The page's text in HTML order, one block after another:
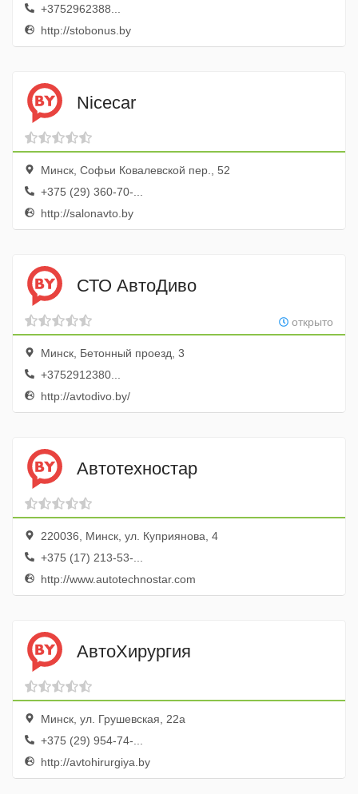
+3752962388...
http://stobonus.by
Nicecar
Минск, Софьи Ковалевской пер., 52
+375 (29) 360-70-...
http://salonavto.by
СТО АвтоДиво
открыто
Минск, Бетонный проезд, 3
+3752912380...
http://avtodivo.by/
Автотехностар
220036, Минск, ул. Куприянова, 4
+375 (17) 213-53-...
http://www.autotechnostar.com
АвтоХирургия
Минск, ул. Грушевская, 22а
+375 (29) 954-74-...
http://avtohirurgiya.by